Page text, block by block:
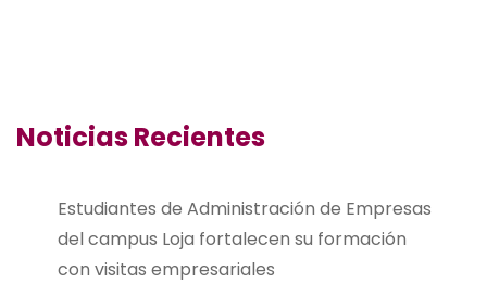
Noticias Recientes
Estudiantes de Administración de Empresas
del campus Loja fortalecen su formación
con visitas empresariales